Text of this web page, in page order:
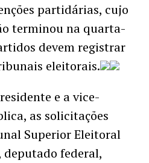
partidárias, cujo
terminou na quarta-
devem registrar
eleitorais.
e a vice-
as solicitações
Superior Eleitoral
deputado federal,